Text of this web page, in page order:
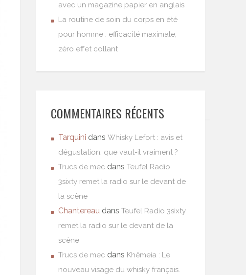
avec un magazine papier en anglais
La routine de soin du corps en été
pour homme : efficacité maximale,
zéro effet collant
COMMENTAIRES RÉCENTS
Tarquini dans Whisky Lefort : avis et
dégustation, que vaut-il vraiment ?
Trucs de mec dans Teufel Radio
3sixty remet la radio sur le devant de
la scène
Chantereau dans Teufel Radio 3sixty
remet la radio sur le devant de la
scène
Trucs de mec dans Khêmeia : Le
nouveau visage du whisky français.